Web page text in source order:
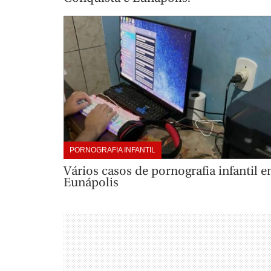
PORNOGRAFIA INFANTIL
Vários casos de pornografia infantil
Eunápolis